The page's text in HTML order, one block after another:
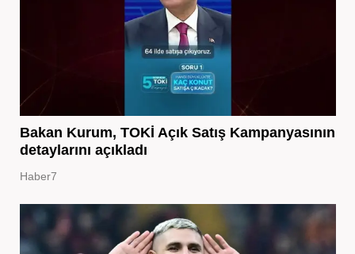
Bakan Kurum, TOKİ Açık Satış Kampanyasının
detaylarını açıkladı
Haber7